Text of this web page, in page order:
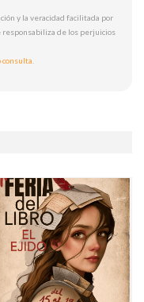
y la veracidad facilitada por
responsabiliza de los perjuicios